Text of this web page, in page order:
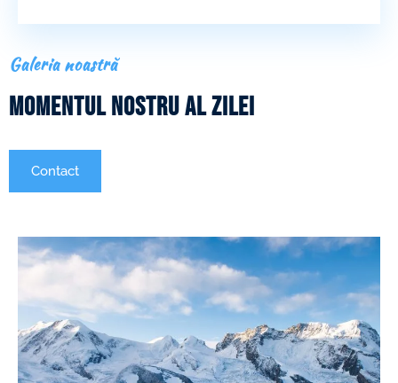
Galeria noastră
Momentul nostru al zilei
Contact